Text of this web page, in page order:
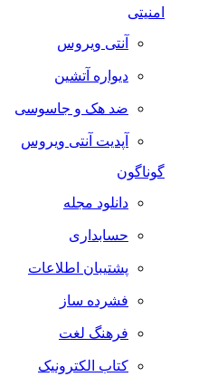
امنیتی
آنتی ویروس
دیواره آتشین
ضد هک و جاسوسی
آپدیت آنتی ویروس
گوناگون
دانلود مجله
حسابداری
پشتیبان اطلاعات
فشرده ساز
فرهنگ لغت
کتاب الکترونیک